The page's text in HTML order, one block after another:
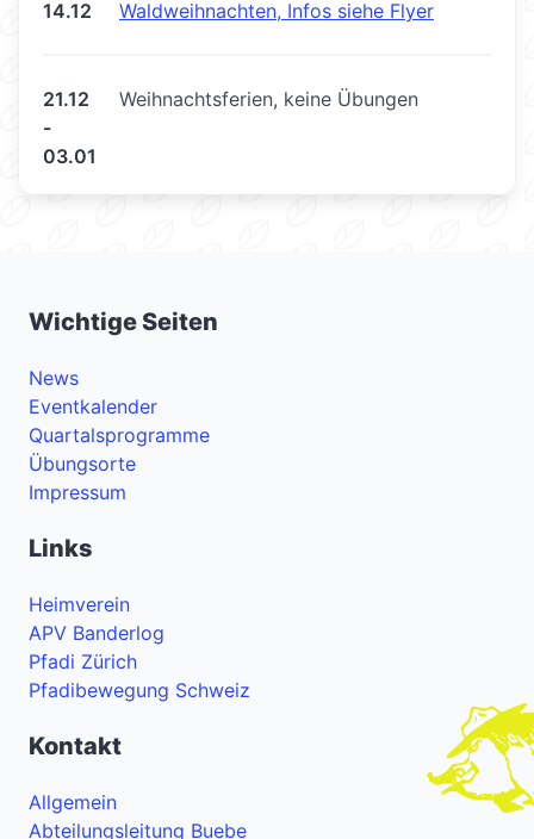
14.12 Waldweihnachten, Infos siehe Flyer
21.12
-
03.01
Weihnachtsferien, keine Übungen
Wichtige Seiten
News
Eventkalender
Quartalsprogramme
Übungsorte
Impressum
Links
Heimverein
APV Banderlog
Pfadi Zürich
Pfadibewegung Schweiz
Kontakt
Allgemein
Abteilungsleitung Buebe